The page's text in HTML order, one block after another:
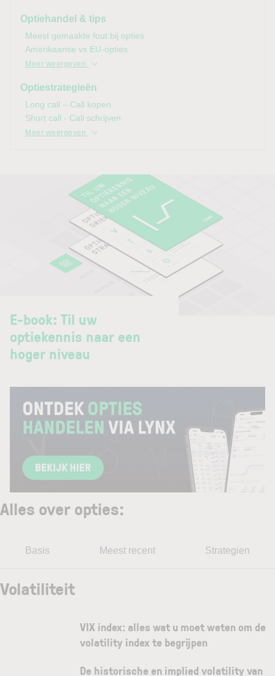
Optiehandel & tips
Meest gemaakte fout bij opties
Amerikaanse vs EU-opties
Meer weergeven
Optiestrategieën
Long call – Call kopen
Short call - Call schrijven
Meer weergeven
E-book: Til uw
optiekennis naar een
hoger niveau
Alles over opties:
Basis Meest recent Strategien
Volatiliteit
VIX index: alles wat u moet weten om de
volatility index te begrijpen
De historische en implied volatility van